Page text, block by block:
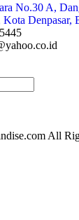
No.30 A,
Kota Denpasar,
All